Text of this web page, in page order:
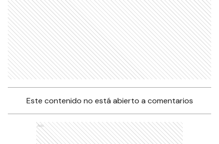
Este contenido no está abierto a comentarios
Ads